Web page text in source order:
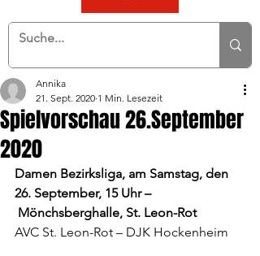
Spielvorschau 26.September
2020
Annika
21. Sept. 2020 1 Min. Lesezeit
Damen Bezirksliga, am Samstag, den
26. September, 15 Uhr –
Mönchsberghalle, St. Leon-Rot
AVC St. Leon-Rot – DJK Hockenheim